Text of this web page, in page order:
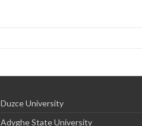
Duzce University
Adyghe State University